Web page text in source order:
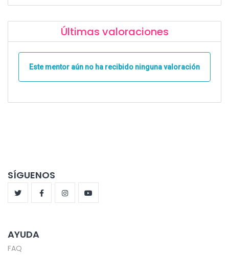
Últimas valoraciones
Este mentor aún no ha recibido ninguna valoración
SÍGUENOS
AYUDA
FAQ